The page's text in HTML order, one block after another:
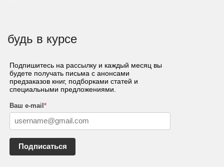
будь в курсе
Подпишитесь на рассылку и каждый месяц вы
будете получать письма с анонсами
предзаказов книг, подборками статей и
специальными предложениями.
Ваш e-mail*
Подписаться